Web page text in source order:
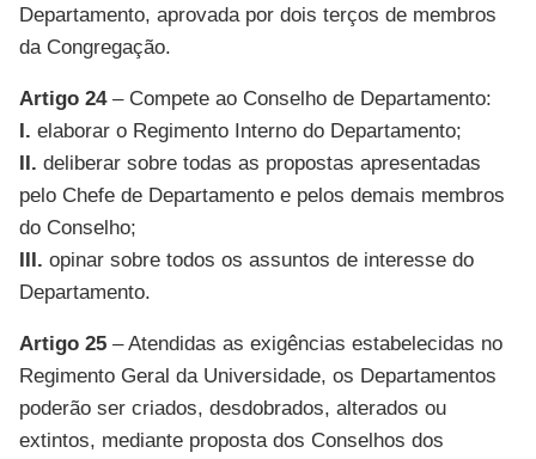
Departamento, aprovada por dois terços de membros
da Congregação.
Artigo 24– Compete ao Conselho de Departamento:
I. elaborar o Regimento Interno do Departamento;
II. deliberar sobre todas as propostas apresentadas
pelo Chefe de Departamento e pelos demais membros
do Conselho;
III. opinar sobre todos os assuntos de interesse do
Departamento.
Artigo 25 – Atendidas as exigências estabelecidas no
Regimento Geral da Universidade, os Departamentos
poderão ser criados, desdobrados, alterados ou
extintos, mediante proposta dos Conselhos dos